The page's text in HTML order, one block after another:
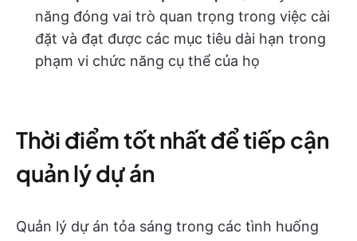
năng đóng vai trò quan trọng trong việc cài
đặt và đạt được các mục tiêu dài hạn trong
phạm vi chức năng cụ thể của họ
Thời điểm tốt nhất để tiếp cận
quản lý dự án
Quản lý dự án tỏa sáng trong các tình huống